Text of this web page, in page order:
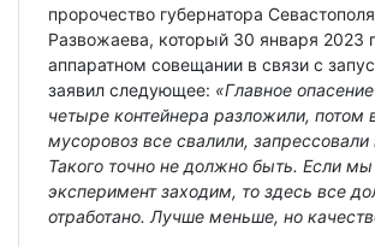
пророчество губернатора
Развожаева, который 30 января 2023
аппаратном совещании в связи с
заявил следующее: «Главное
четыре контейнера разложили, потом
мусоровоз все свалили, запрессовали
Такого точно не должно быть. Если мы
эксперимент заходим, то здесь все
отработано. Лучше меньше, но